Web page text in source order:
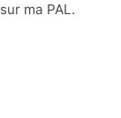
ma PAL.